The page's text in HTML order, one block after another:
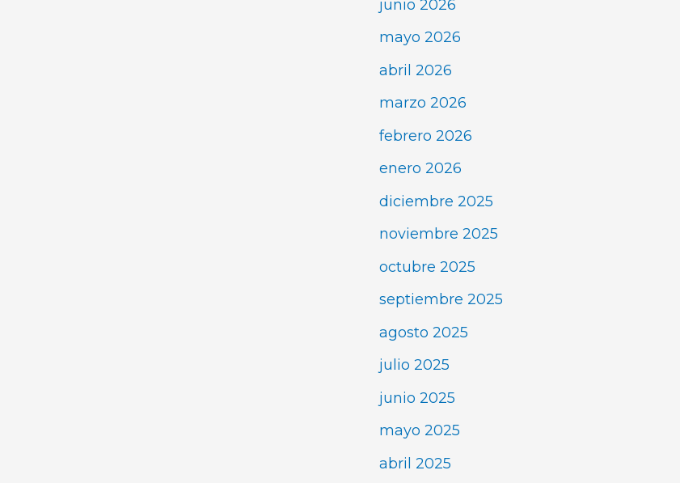
junio 2026
mayo 2026
abril 2026
marzo 2026
febrero 2026
enero 2026
diciembre 2025
noviembre 2025
octubre 2025
septiembre 2025
agosto 2025
julio 2025
junio 2025
mayo 2025
abril 2025